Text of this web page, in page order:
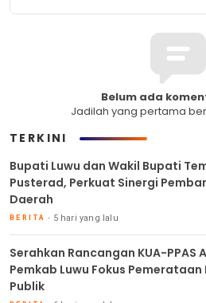
Belum ada
Jadilah yang pertama
TERKINI
Bupati Luwu dan Wakil Bupati
Pusterad, Perkuat Sinergi
Daerah
BERITA 5 hari yang lalu
Serahkan Rancangan KUA-PPAS
Pemkab Luwu Fokus Pemerataan
Publik